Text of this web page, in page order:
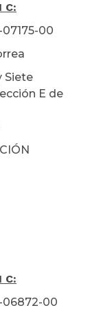
C:
07175-00
Siete
E de
C:
06872-00